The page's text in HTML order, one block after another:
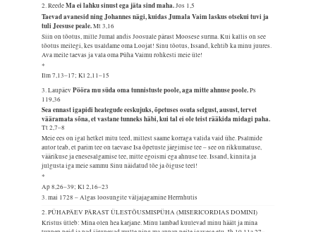
2. ReedeMa ei lahku sinust ega jäta sind maha.Jos 1,5
Taevad avanesid ning Johannes nägi, kuidas Jumala Vaim laskus otsekui tuvi ja
tuli Jeesuse peale.Mt 3,16
Siin on tõotus, mille Jumal andis Joosuale pärast Moosese surma. Kui kallis on see
tõotus meilegi, kes usaldame oma Loojat! Sinu tõotus, Issand, kehtib ka minu juures.
Ava meile taevas ja vala oma Püha Vaimu rohkesti meie üle!
*
Ilm 7,13–17; Kl 2,11–15
3. LaupäevPööra mu süda oma tunnistuste poole, aga mitte ahnuse poole.Ps
119,36
Sea ennast igapidi heategude eeskujuks, õpetuses osuta selgust, ausust, tervet
vääramata sõna, et vastane tunneks häbi, kui tal ei ole teist rääkida midagi paha.
Tt 2,7–8
Meie ees on igal hetkel mitu teed, millest saame korraga valida vaid ühe. Psalmide
autor teab, et parim tee on taevase Isa õpetuste järgimise tee – see on rikkumatuse,
väärikuse ja enesesalgamise tee, mitte egoismi ega ahnuse tee. Issand, kinnita ja
julgusta iga meie sammu Sinu näidatud tõe ja õiguse teel!
*
Ap 8,26–39; Kl 2,16–23
3. mai 1728 – Algas loosungite väljajagamine Herrnhutis
2. PÜHAPÄEV PÄRAST ÜLESTÕUSMISPÜHA (MISERICORDIAS DOMINI)
Kristus ütleb: Mina olen hea karjane. Minu lambad kuulevad minu häält ja mina